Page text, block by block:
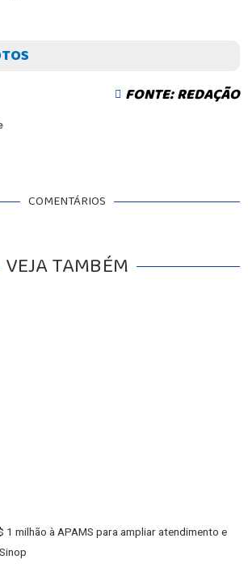
FONTE: REDAÇÃO
COMENTÁRIOS
VEJA TAMBÉM
1 milhão à APAMS para ampliar atendimento e